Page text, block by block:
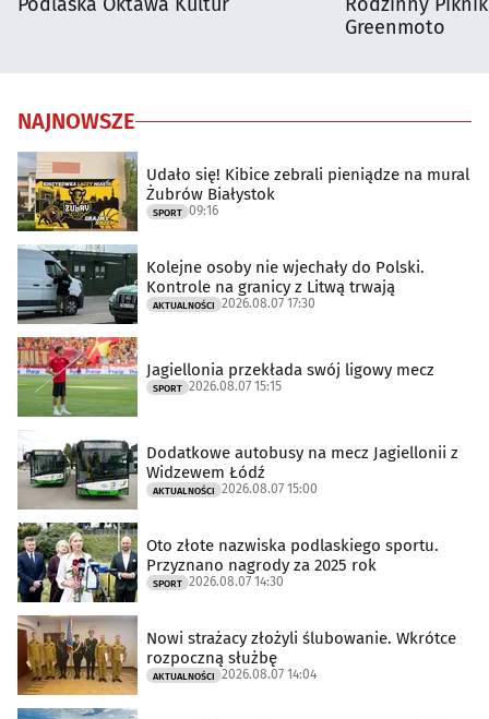
Greenmoto
NAJNOWSZE
Udało się! Kibice zebrali pieniądze na mural
Żubrów Białystok
SPORT 09:16
Kolejne osoby nie wjechały do Polski.
Kontrole na granicy z Litwą trwają
AKTUALNOŚCI 2026.08.07 17:30
Jagiellonia przekłada swój ligowy mecz
SPORT 2026.08.07 15:15
Dodatkowe autobusy na mecz Jagiellonii z
Widzewem Łódź
AKTUALNOŚCI 2026.08.07 15:00
Oto złote nazwiska podlaskiego sportu.
Przyznano nagrody za 2025 rok
SPORT 2026.08.07 14:30
Nowi strażacy złożyli ślubowanie. Wkrótce
rozpoczną służbę
AKTUALNOŚCI 2026.08.07 14:04